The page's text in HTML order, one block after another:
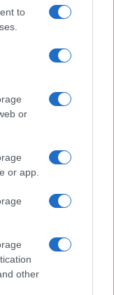
to
or
or app.
other
È sufficiente
essere sempre
76
Leggi i commenti